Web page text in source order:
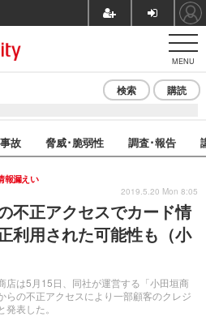
MENU
検索 購読
故 脅威･脆弱性 調査･報告
不正アクセスでカード情
利用された可能性も（小
店は5月15日、同社が運営する「小田垣商
らの不正アクセスにより一部顧客のクレジ
表した。
報漏えい
2019.5.20 Mon 8:05